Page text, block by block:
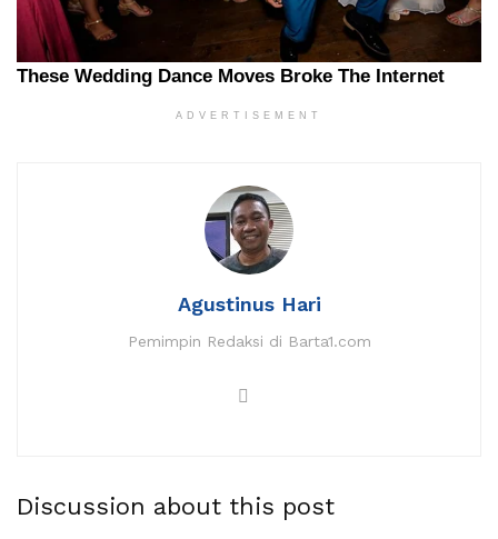
ADVERTISEMENT
Agustinus Hari
Pemimpin Redaksi di Barta1.com
Discussion about this post